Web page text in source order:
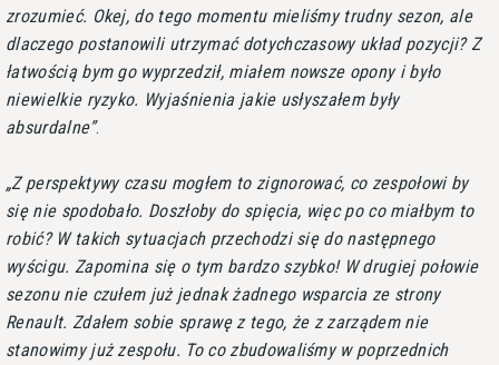
zrozumieć. Okej, do tego momentu mieliśmy trudny sezon, ale
dlaczego postanowili utrzymać dotychczasowy układ pozycji? Z
łatwością bym go wyprzedził, miałem nowsze opony i było
niewielkie ryzyko. Wyjaśnienia jakie usłyszałem były
absurdalne .
Z perspektywy czasu mogłem to zignorować, co zespołowi by
się nie spodobało. Doszłoby do spięcia, więc po co miałbym to
robić? W takich sytuacjach przechodzi się do następnego
wyścigu. Zapomina się o tym bardzo szybko! W drugiej połowie
sezonu nie czułem już jednak żadnego wsparcia ze strony
Renault. Zdałem sobie sprawę z tego, że z zarządem nie
stanowimy już zespołu. To co zbudowaliśmy w poprzednich